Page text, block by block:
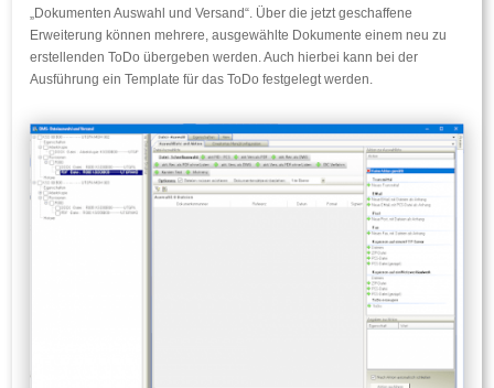
„Dokumenten Auswahl und Versand“. Über die jetzt geschaffene
Erweiterung können mehrere, ausgewählte Dokumente einem neu zu
erstellenden ToDo übergeben werden. Auch hierbei kann bei der
Ausführung ein Template für das ToDo festgelegt werden.